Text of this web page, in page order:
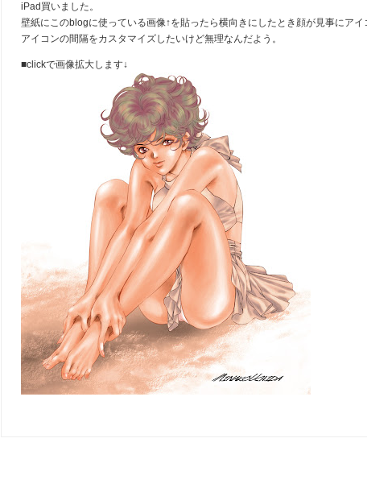
iPad買いました。
壁紙にこのblogに使っている画像↑を貼ったら横向きにしたとき顔が見事にアイ
アイコンの間隔をカスタマイズしたいけど無理なんだよう。
■clickで画像拡大します↓